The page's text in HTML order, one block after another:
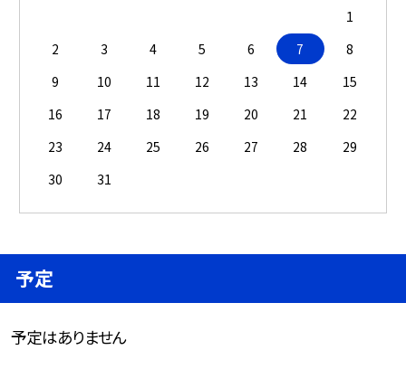
1
2
3 4 5 6 7
8
9
10 11 12 13 14
15
16
17 18 19 20 21
22
23
24 25 26 27 28
29
30
31
予定
予定はありません